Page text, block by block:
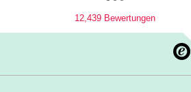
12,439 Bewertungen